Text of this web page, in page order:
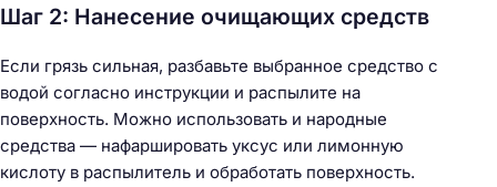
Шаг 2: Нанесение очищающих средств
Если грязь сильная, разбавьте выбранное средство с
водой согласно инструкции и распылите на
поверхность. Можно использовать и народные
средства — нафаршировать уксус или лимонную
кислоту в распылитель и обработать поверхность.